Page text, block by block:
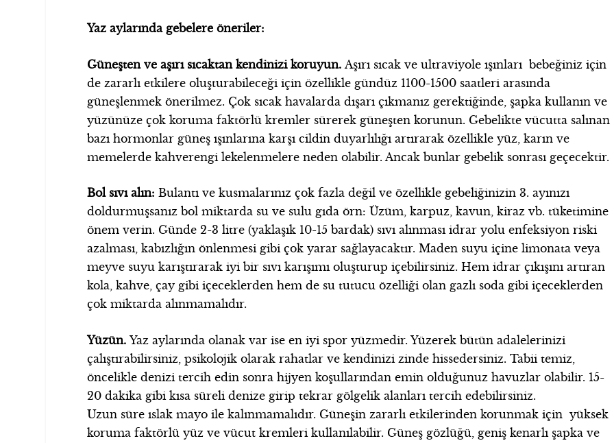
Yaz aylarında gebelere öneriler:
Güneşten ve aşırı sıcaktan kendinizi koruyun.Aşırı sıcak ve ultraviyole ışınları bebeğiniz için
de zararlı etkilere oluşturabileceği için özellikle gündüz 1100-1500 saatleri arasında
güneşlenmek önerilmez. Çok sıcak havalarda dışarı çıkmanız gerektiğinde, şapka kullanın ve
yüzünüze çok koruma faktörlü kremler sürerek güneşten korunun. Gebelikte vücutta salınan
bazı hormonlar güneş ışınlarına karşı cildin duyarlılığı artırarak özellikle yüz, karın ve
memelerde kahverengi lekelenmelere neden olabilir. Ancak bunlar gebelik sonrası geçecektir.
Bol sıvı alın: Bulantı ve kusmalarınız çok fazla değil ve özellikle gebeliğinizin 3. ayınızı
doldurmuşsanız bol miktarda su ve sulu gıda örn: Üzüm, karpuz, kavun, kiraz vb. tüketimine
önem verin. Günde 2-3 litre (yaklaşık 10-15 bardak) sıvı alınması idrar yolu enfeksiyon riski
azalması, kabızlığın önlenmesi gibi çok yarar sağlayacaktır. Maden suyu içine limonata veya
meyve suyu karıştırarak iyi bir sıvı karışımı oluşturup içebilirsiniz. Hem idrar çıkışını artıran
kola, kahve, çay gibi içeceklerden hem de su tutucu özelliği olan gazlı soda gibi içeceklerden
çok miktarda alınmamalıdır.
Yüzün.Yaz aylarında olanak var ise en iyi spor yüzmedir. Yüzerek bütün adalelerinizi
çalıştırabilirsiniz, psikolojik olarak rahatlar ve kendinizi zinde hissedersiniz. Tabii temiz,
öncelikle denizi tercih edin sonra hijyen koşullarından emin olduğunuz havuzlar olabilir. 15-
20 dakika gibi kısa süreli denize girip tekrar gölgelik alanları tercih edebilirsiniz.
Uzun süre ıslak mayo ile kalınmamalıdır. Güneşin zararlı etkilerinden korunmak için yüksek
koruma faktörlü yüz ve vücut kremleri kullanılabilir. Güneş gözlüğü, geniş kenarlı şapka ve